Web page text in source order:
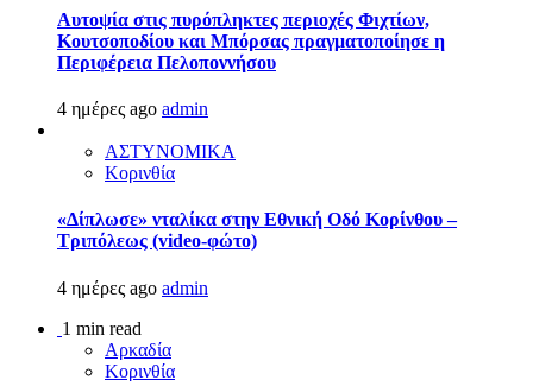
Αυτοψία στις πυρόπληκτες περιοχές Φιχτίων,
Κουτσοποδίου και Μπόρσας πραγματοποίησε η
Περιφέρεια Πελοποννήσου
4 ημέρες ago admin
ΑΣΤΥΝΟΜΙΚΑ
Κορινθία
«Δίπλωσε» νταλίκα στην Εθνική Oδό Κορίνθου –
Τριπόλεως (video-φώτο)
4 ημέρες ago admin
1 min read
Αρκαδία
Κορινθία